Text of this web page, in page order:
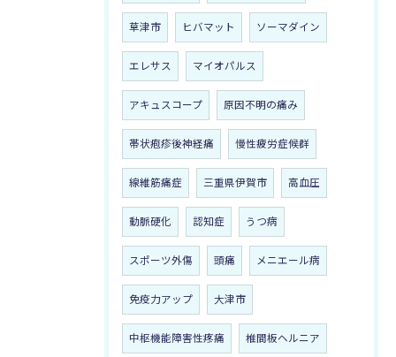
草津市 ヒバマット ソーマダイン
エレサス マイオパルス
アキュスコープ 原因不明の痛み
帯状疱疹後神経痛 慢性疲労症候群
線維筋痛症 三重県伊賀市 高血圧
動脈硬化 認知症 うつ病
スポーツ外傷 頭痛 メニエール病
免疫力アップ 大津市
中枢機能障害性疼痛 椎間板ヘルニア